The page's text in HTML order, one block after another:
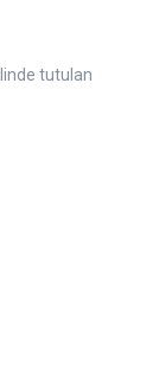
tutulan